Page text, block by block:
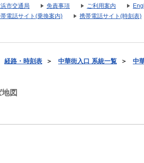
市交通局 免責事項 ご利用案内
電話サイト(乗換案内)
携帯電話サイト(時刻表)
経路・時刻表 ＞ 中華街入口 系統一覧 ＞ 中
図